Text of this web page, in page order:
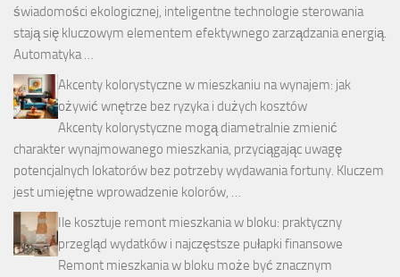
świadomości ekologicznej, inteligentne technologie sterowania
stają się kluczowym elementem efektywnego zarządzania energią.
Automatyka …
Akcenty kolorystyczne w mieszkaniu na wynajem: jak
ożywić wnętrze bez ryzyka i dużych kosztów
Akcenty kolorystyczne mogą diametralnie zmienić
charakter wynajmowanego mieszkania, przyciągając uwagę
potencjalnych lokatorów bez potrzeby wydawania fortuny. Kluczem
jest umiejętne wprowadzenie kolorów, …
Ile kosztuje remont mieszkania w bloku: praktyczny
przegląd wydatków i najczęstsze pułapki finansowe
Remont mieszkania w bloku może być znacznym